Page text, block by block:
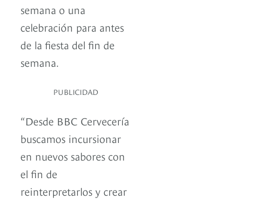
semana o una
celebración para antes
de la fiesta del fin de
semana.
PUBLICIDAD
“Desde BBC Cervecería
buscamos incursionar
en nuevos sabores con
el fin de
reinterpretarlos y crear